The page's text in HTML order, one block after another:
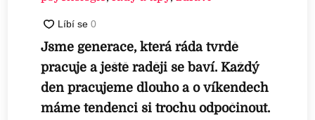
Jsme generace, která ráda tvrdě
pracuje a ještě raději se baví. Každý
den pracujeme dlouho a o víkendech
máme tendenci si trochu odpočinout.